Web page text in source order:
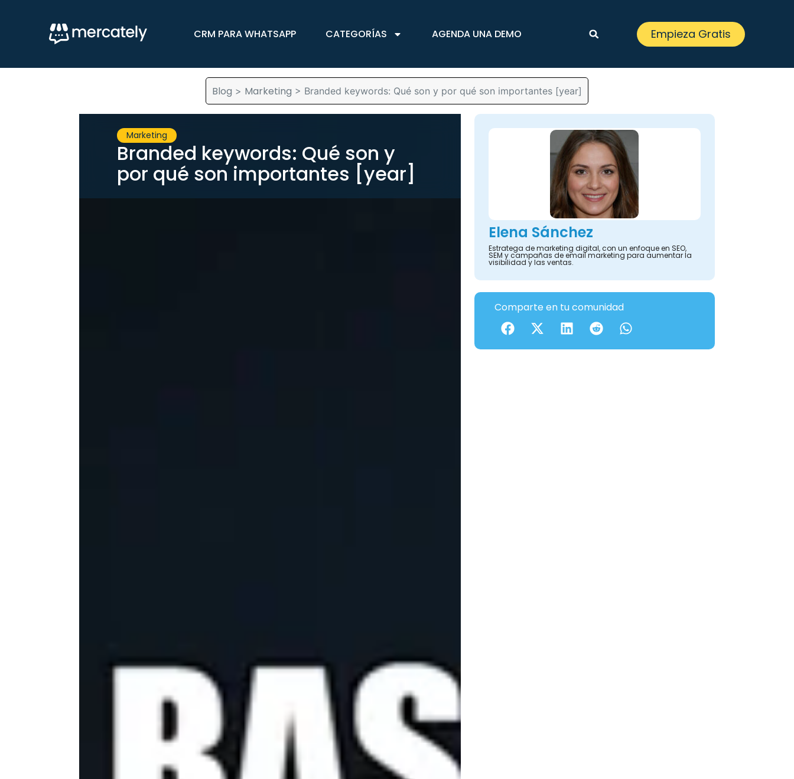
CRM PARA WHATSAPP CATEGORÍAS AGENDA UNA DEMO Empieza Gratis
Blog > Marketing > Branded keywords: Qué son y por qué son importantes [year]
Marketing
Branded keywords: Qué son y
por qué son importantes [year]
Elena Sánchez
Estratega de marketing digital, con un enfoque en SEO,
SEM y campañas de email marketing para aumentar la
visibilidad y las ventas.
Comparte en tu comunidad